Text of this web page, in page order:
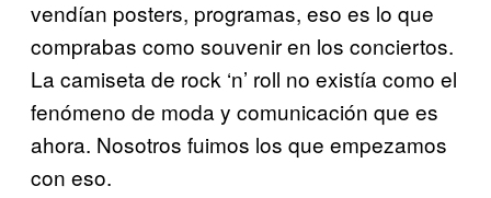
vendían posters, programas, eso es lo que
comprabas como souvenir en los conciertos.
La camiseta de rock ‘n’ roll no existía como el
fenómeno de moda y comunicación que es
ahora. Nosotros fuimos los que empezamos
con eso.